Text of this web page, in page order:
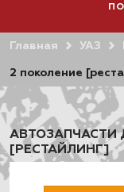
АВТОМОБИЛЯ
Главная УАЗ
2 поколение
АВТОЗАПЧАСТИ
[РЕСТАЙЛИНГ]